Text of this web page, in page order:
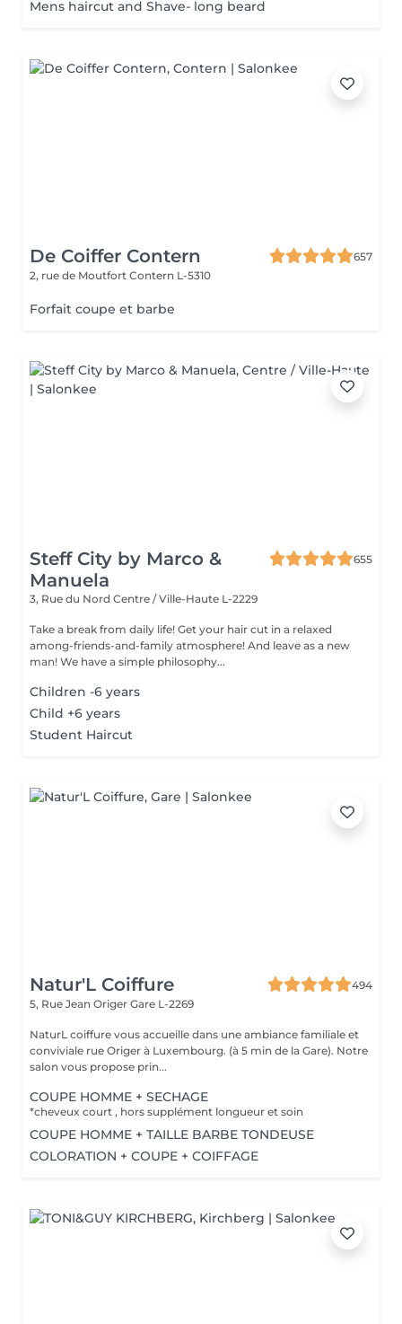
Mens haircut and Shave- long beard
De Coiffer Contern
657
2, rue de Moutfort Contern L-5310
Forfait coupe et barbe
Steff City by Marco &
Manuela
655
3, Rue du Nord Centre / Ville-Haute L-2229
Take a break from daily life! Get your hair cut in a relaxed
among-friends-and-family atmosphere! And leave as a new
man! We have a simple philosophy...
Children -6 years
Child +6 years
Student Haircut
Natur'L Coiffure
494
5, Rue Jean Origer Gare L-2269
NaturL coiffure vous accueille dans une ambiance familiale et
conviviale rue Origer à Luxembourg. (à 5 min de la Gare). Notre
salon vous propose prin...
COUPE HOMME + SECHAGE
*cheveux court , hors supplément longueur et soin
COUPE HOMME + TAILLE BARBE TONDEUSE
COLORATION + COUPE + COIFFAGE